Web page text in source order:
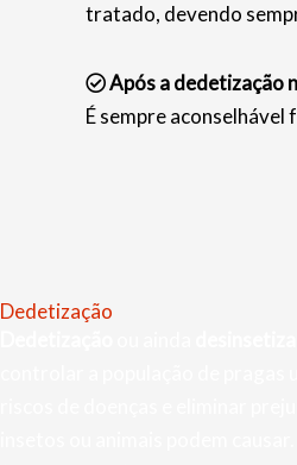
tratado, devendo
Após a dedetização
É sempre
Dedetização